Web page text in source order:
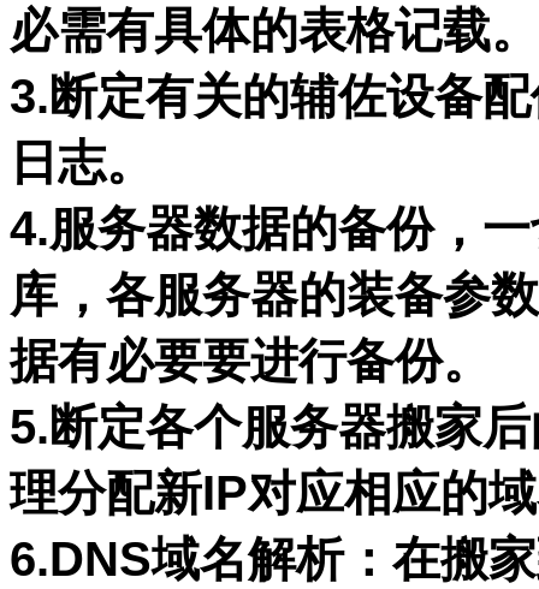
必需有具体的表格记载。
3.断定有关的辅佐设备
日志。
4.服务器数据的备份，
库，各服务器的装备参
据有必要要进行备份。
5.断定各个服务器搬家
理分配新IP对应相应的
6.DNS域名解析：在搬